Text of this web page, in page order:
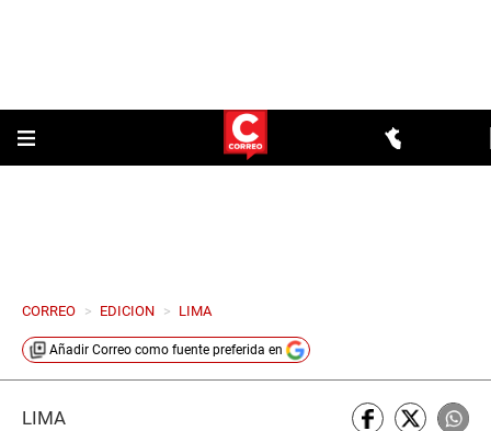
CORREO > EDICION > LIMA
Añadir Correo como fuente preferida en
LIMA